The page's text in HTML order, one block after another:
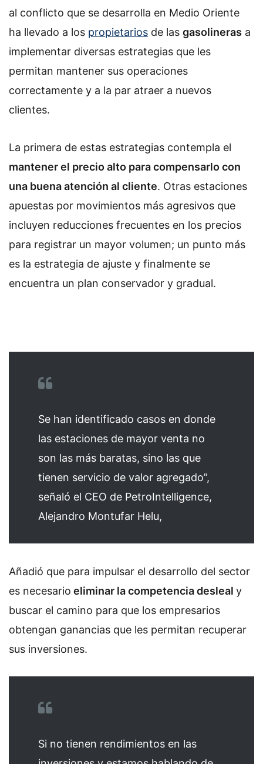
al conflicto que se desarrolla en Medio Oriente
ha llevado a los propietarios de las gasolineras a
implementar diversas estrategias que les
permitan mantener sus operaciones
correctamente y a la par atraer a nuevos
clientes.
La primera de estas estrategias contempla el
mantener el precio alto para compensarlo con
una buena atención al cliente. Otras estaciones
apuestas por movimientos más agresivos que
incluyen reducciones frecuentes en los precios
para registrar un mayor volumen; un punto más
es la estrategia de ajuste y finalmente se
encuentra un plan conservador y gradual.
Se han identificado casos en donde
las estaciones de mayor venta no
son las más baratas, sino las que
tienen servicio de valor agregado”,
señaló el CEO de PetroIntelligence,
Alejandro Montufar Helu,
Añadió que para impulsar el desarrollo del sector
es necesario eliminar la competencia desleal y
buscar el camino para que los empresarios
obtengan ganancias que les permitan recuperar
sus inversiones.
Si no tienen rendimientos en las